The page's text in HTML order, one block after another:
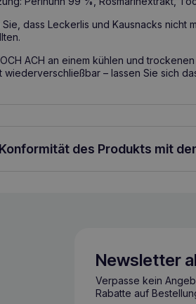
dass Leckerlis und Kausnacks nicht
ACH an einem kühlen und
wiederverschließbar – lassen Sie sich
des Produkts mit
Newsletter
Verpasse kein
Rabatte auf